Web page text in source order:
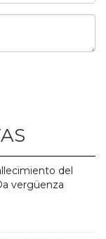
del
vergüenza